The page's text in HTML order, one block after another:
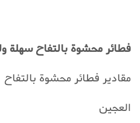
فطائر محشوة بالتفاح سهلة
مقادير فطائر محشوة بالتفاح
العجين